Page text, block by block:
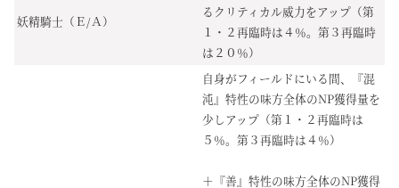
妖精騎士（Ｅ/Ａ）
るクリティカル威力をアップ（第
１・２再臨時は４％。第３再臨時
は２０％）
自身がフィールドにいる間、『混
沌』特性の味方全体のNP獲得量を
少しアップ（第１・２再臨時は
５％。第３再臨時は４％）
＋『善』特性の味方全体のNP獲得